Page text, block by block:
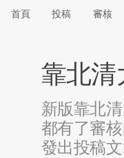
首頁 投稿 審核
靠北
新版靠北
都有了審
發出投稿文